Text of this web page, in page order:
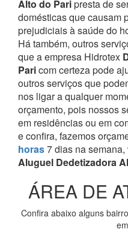
Alto do Paripresta de
domésticas que causam
prejudiciais à saúde do
Há também, outros
que a empresa Hidrotex
Paricom certeza pode
outros serviços que
nos ligar a qualquer
orçamento, pois nossos
em residências ou em
e confira, fazemos
horas7 dias na
Aluguel Dedetizadora
ÁREA DE
Confira abaixo alguns